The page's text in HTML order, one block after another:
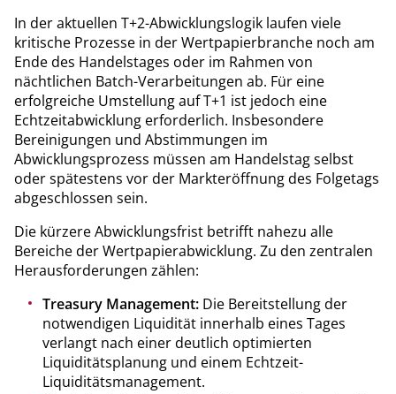
In der aktuellen T+2-Abwicklungslogik laufen viele
kritische Prozesse in der Wertpapierbranche noch am
Ende des Handelstages oder im Rahmen von
nächtlichen Batch-Verarbeitungen ab. Für eine
erfolgreiche Umstellung auf T+1 ist jedoch eine
Echtzeitabwicklung erforderlich. Insbesondere
Bereinigungen und Abstimmungen im
Abwicklungsprozess müssen am Handelstag selbst
oder spätestens vor der Markteröffnung des Folgetags
abgeschlossen sein.
Die kürzere Abwicklungsfrist betrifft nahezu alle
Bereiche der Wertpapierabwicklung. Zu den zentralen
Herausforderungen zählen:
Treasury Management: Die Bereitstellung der
notwendigen Liquidität innerhalb eines Tages
verlangt nach einer deutlich optimierten
Liquiditätsplanung und einem Echtzeit-
Liquiditätsmanagement.